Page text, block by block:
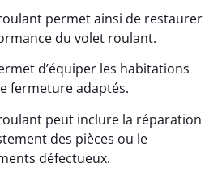
permet ainsi de restaurer
du volet roulant.
d’équiper les habitations
fermeture adaptés.
peut inclure la réparation
des pièces ou le
défectueux.